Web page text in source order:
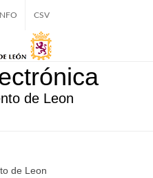
CSV
de Leon
de Leon